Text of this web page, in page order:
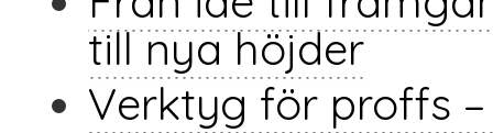
till nya höjder
Verktyg för proffs